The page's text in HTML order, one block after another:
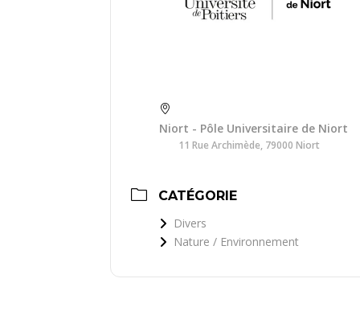
Niort - Pôle Universitaire de Niort
11 Rue Archimède, 79000 Niort
CATÉGORIE
Divers
Nature / Environnement